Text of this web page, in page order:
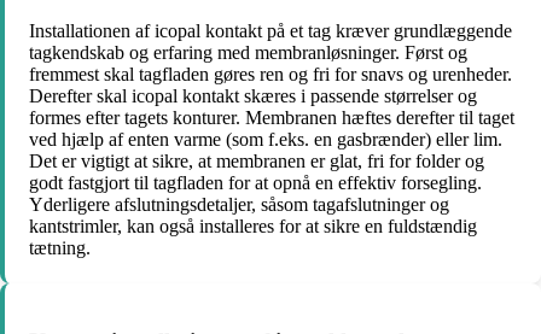
Installationen af icopal kontakt på et tag kræver grundlæggende
tagkendskab og erfaring med membranløsninger. Først og
fremmest skal tagfladen gøres ren og fri for snavs og urenheder.
Derefter skal icopal kontakt skæres i passende størrelser og
formes efter tagets konturer. Membranen hæftes derefter til taget
ved hjælp af enten varme (som f.eks. en gasbrænder) eller lim.
Det er vigtigt at sikre, at membranen er glat, fri for folder og
godt fastgjort til tagfladen for at opnå en effektiv forsegling.
Yderligere afslutningsdetaljer, såsom tagafslutninger og
kantstrimler, kan også installeres for at sikre en fuldstændig
tætning.